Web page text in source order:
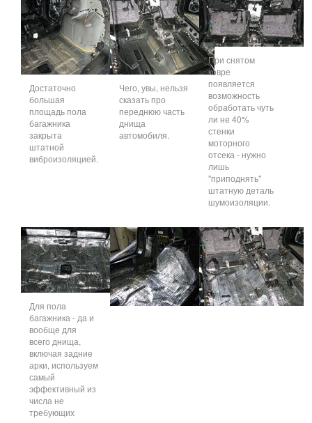
Достаточно
большая
площадь пола
багажника
закрыта
штатной
виброизоляцией.
Чего, увы, нельзя
сказать про
переднюю часть
днища
автомобиля.
При снятом
ковре
появляется
возможность
обработать чуть
ли не 40%
стенки
моторного
отсека - нужно
лишь
"приподнять"
штатную деталь
шумоизоляции.
Для пола
багажника - да и
вообще для
всего днища,
включая задние
арки, используем
самый
эффективный из
числа не
требующих